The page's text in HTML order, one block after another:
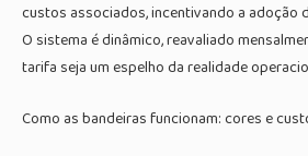
custos associados, incentivando a adoção
O sistema é dinâmico, reavaliado
tarifa seja um espelho da realidade
Como as bandeiras funcionam: cores e